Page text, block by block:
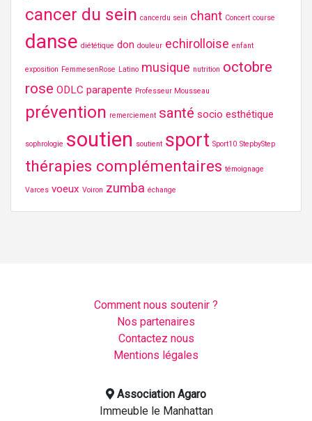
cancer du sein cancerdu sein chant Concert course
danse diététique don douleur echirolloise enfant
exposition FemmesenRose Latino musique nutrition octobre
rose ODLC parapente Professeur Mousseau
prévention remerciement santé socio esthétique
sophrologie soutien soutient sport Sport10 StepbyStep
thérapies complémentaires témoignage
Varces voeux Voiron zumba échange
Comment nous soutenir ?
Nos partenaires
Contactez nous
Mentions légales
Association Agaro
Immeuble le Manhattan